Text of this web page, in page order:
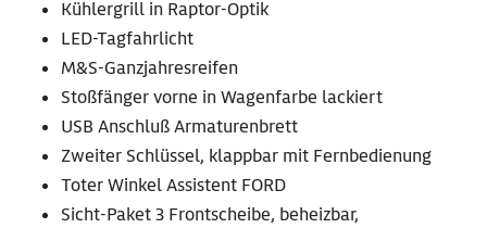
Kühlergrill in Raptor-Optik
LED-Tagfahrlicht
M&S-Ganzjahresreifen
Stoßfänger vorne in Wagenfarbe lackiert
USB Anschluß Armaturenbrett
Zweiter Schlüssel, klappbar mit Fernbedienung
Toter Winkel Assistent FORD
Sicht-Paket 3 Frontscheibe, beheizbar,